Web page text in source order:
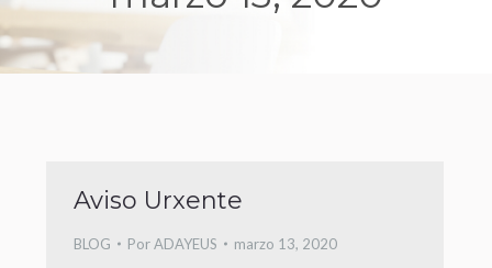
Aviso Urxente
BLOG PorADAYEUS marzo 13, 2020